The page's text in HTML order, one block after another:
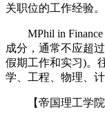
关职位的工作经验。
MPhil in Finance
成分，通常不应超
假期工作和实习)。
学、工程、物理、计
【帝国理工学院